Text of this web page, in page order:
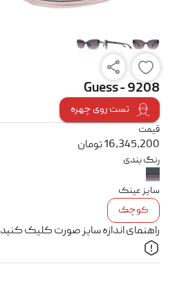
Guess - 9208
تست روی چهره
قیمت
16,345,200تومان
رنگ بندی
سایز عینک
کوچک
راهنمای اندازه سایز صورت کلیک کنید